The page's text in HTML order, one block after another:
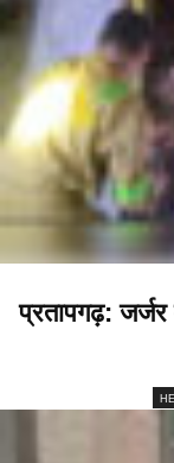
प्रतापगढ़: जर्जर